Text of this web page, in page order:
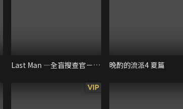
Last Man ―全盲搜查官－ FAKE/TRUTH 晚酌的流派4 夏篇
VIP